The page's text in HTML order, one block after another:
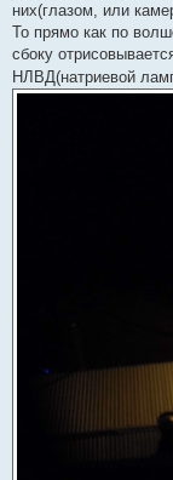
них(глазом, или
То прямо как по
сбоку
НЛВД(натриевой